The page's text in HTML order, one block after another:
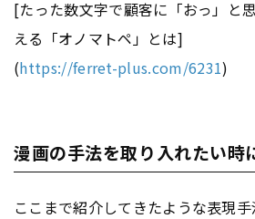
[たった数文字で顧客に「おっ」と
える「オノマトペ」とは]
(https://ferret-plus.com/6231)
漫画の手法を取り入れたい時
ここまで紹介してきたような表現